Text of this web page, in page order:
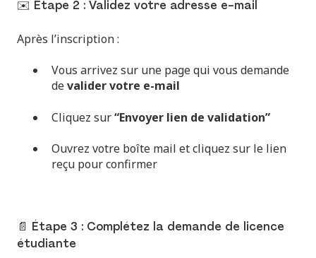
✉️ Étape 2 : Validez votre adresse e-mail
Après l’inscription :
Vous arrivez sur une page qui vous demande
devalider votre e-mail
Cliquez sur“Envoyer lien de validation”
Ouvrez votre boîte mail et cliquez sur le lien
reçu pour confirmer
📄 Étape 3 : Complétez la demande de licence
étudiante